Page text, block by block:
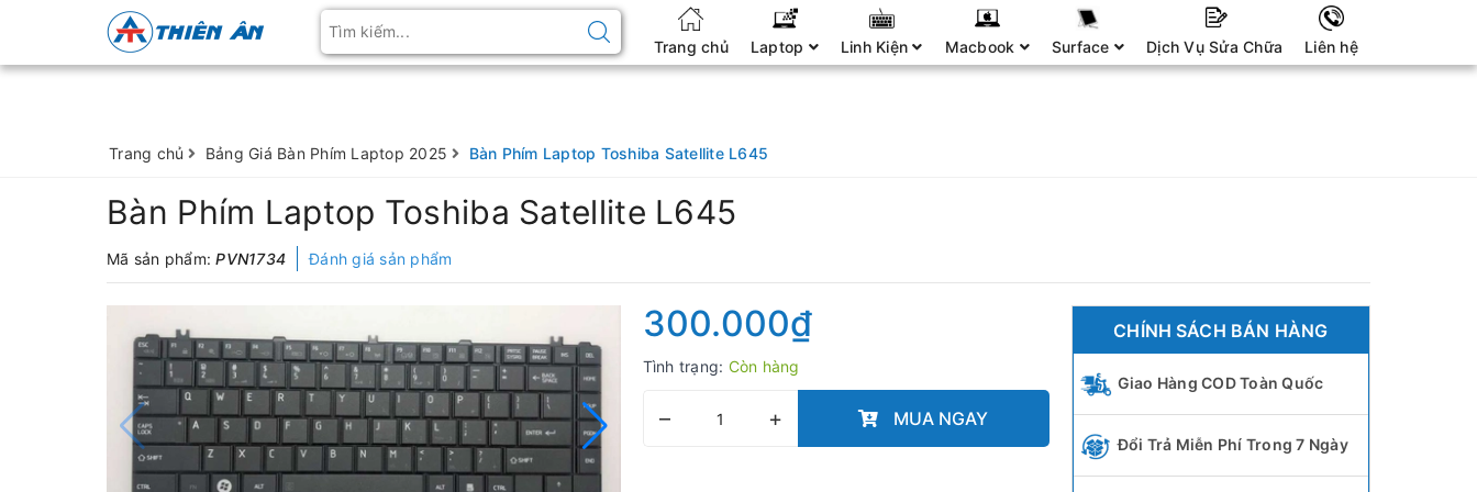
Trang chủ Laptop Linh Kiện Macbook Surface Dịch Vụ Sửa Chữa Liên hệ
Trang chủ Bảng Giá Bàn Phím Laptop 2025 Bàn Phím Laptop Toshiba Satellite L645
Bàn Phím Laptop Toshiba Satellite L645
Mã sản phẩm:PVN1734 Đánh giá sản phẩm
300.000₫
Tình trạng: Còn hàng
– + MUA NGAY
CHÍNH SÁCH BÁN HÀNG
Giao Hàng COD Toàn Quốc
Đổi Trả Miễn Phí Trong 7 Ngày